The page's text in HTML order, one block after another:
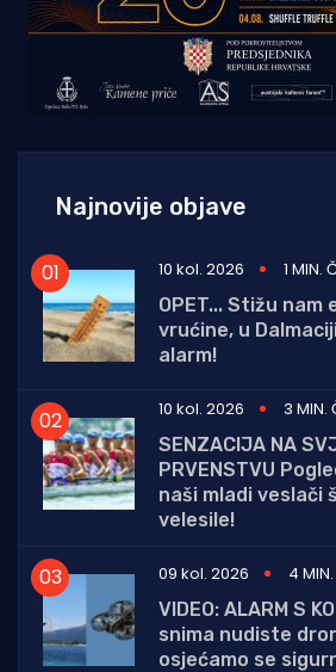
Najnovije objave
10 kol. 2026
1 MIN.
OPET... Stižu nam
vrućine, u
alarm!
10 kol. 2026
3 MIN.
SENZACIJA NA
PRVENSTVU
naši mladi veslači
velesile!
09 kol. 2026
4
VIDEO: ALARM S
snima nudiste
osjećamo se